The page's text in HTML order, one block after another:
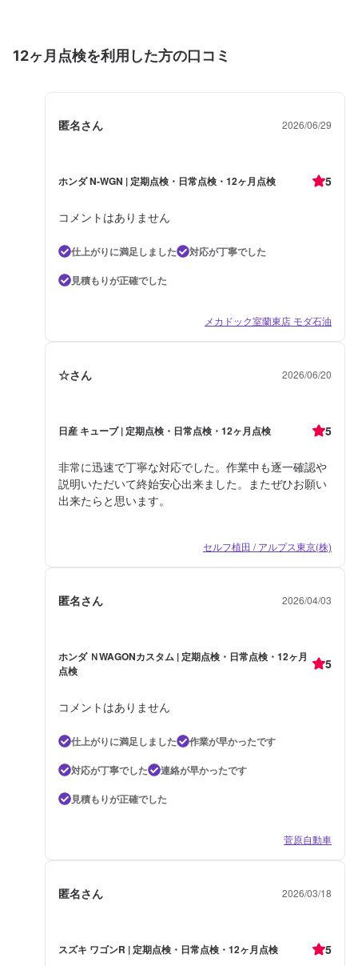
12ヶ月点検を利用した方の口コミ
匿名さん 2026/06/29
ホンダ N-WGN | 定期点検・日常点検・12ヶ月点検 5
コメントはありません
仕上がりに満足しました
対応が丁寧でした
見積もりが正確でした
メカドック室蘭東店 モダ石油
☆さん 2026/06/20
日産 キューブ | 定期点検・日常点検・12ヶ月点検 5
非常に迅速で丁寧な対応でした。作業中も逐一確認や
説明いただいて終始安心出来ました。またぜひお願い
出来たらと思います。
セルフ植田 / アルプス東京(株)
匿名さん 2026/04/03
ホンダ ＮWAGONカスタム | 定期点検・日常点検・12ヶ月
点検
5
コメントはありません
仕上がりに満足しました
作業が早かったです
対応が丁寧でした
連絡が早かったです
見積もりが正確でした
菅原自動車
匿名さん 2026/03/18
スズキ ワゴンR | 定期点検・日常点検・12ヶ月点検 5